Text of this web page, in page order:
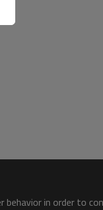
behavior in order to